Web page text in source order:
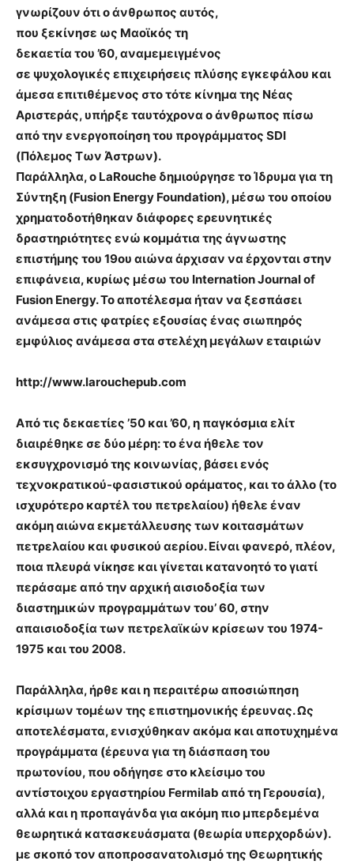
γνωρίζουν ότι ο άνθρωπος αυτός,
που ξεκίνησε ως Μαοϊκός τη
δεκαετία του ’60, αναμεμειγμένος
σε ψυχολογικές επιχειρήσεις πλύσης εγκεφάλου και
άμεσα επιτιθέμενος στο τότε κίνημα της Νέας
Αριστεράς, υπήρξε ταυτόχρονα ο άνθρωπος πίσω
από την ενεργοποίηση του προγράμματος SDI
(Πόλεμος Των Άστρων).
Παράλληλα, ο LaRouche δημιούργησε το Ίδρυμα για τη
Σύντηξη (Fusion Energy Foundation), μέσω του οποίου
χρηματοδοτήθηκαν διάφορες ερευνητικές
δραστηριότητες ενώ κομμάτια της άγνωστης
επιστήμης του 19ου αιώνα άρχισαν να έρχονται στην
επιφάνεια, κυρίως μέσω του Internation Journal of
Fusion Energy. To αποτέλεσμα ήταν να ξεσπάσει
ανάμεσα στις φατρίες εξουσίας ένας σιωπηρός
εμφύλιος ανάμεσα στα στελέχη μεγάλων εταιριών
http://www.larouchepub.com
Από τις δεκαετίες ’50 και ’60, η παγκόσμια ελίτ
διαιρέθηκε σε δύο μέρη: το ένα ήθελε τον
εκσυγχρονισμό της κοινωνίας, βάσει ενός
τεχνοκρατικού-φασιστικού οράματος, και το άλλο (το
ισχυρότερο καρτέλ του πετρελαίου) ήθελε έναν
ακόμη αιώνα εκμετάλλευσης των κοιτασμάτων
πετρελαίου και φυσικού αερίου. Είναι φανερό, πλέον,
ποια πλευρά νίκησε και γίνεται κατανοητό το γιατί
περάσαμε από την αρχική αισιοδοξία των
διαστημικών προγραμμάτων του’ 60, στην
απαισιοδοξία των πετρελαϊκών κρίσεων του 1974-
1975 και του 2008.
Παράλληλα, ήρθε και η περαιτέρω αποσιώπηση
κρίσιμων τομέων της επιστημονικής έρευνας. Ως
αποτελέσματα, ενισχύθηκαν ακόμα και αποτυχημένα
προγράμματα (έρευνα για τη διάσπαση του
πρωτονίου, που οδήγησε στο κλείσιμο του
αντίστοιχου εργαστηρίου Fermilab από τη Γερουσία),
αλλά και η προπαγάνδα για ακόμη πιο μπερδεμένα
θεωρητικά κατασκευάσματα (θεωρία υπερχορδών).
με σκοπό τον αποπροσανατολισμό της Θεωρητικής